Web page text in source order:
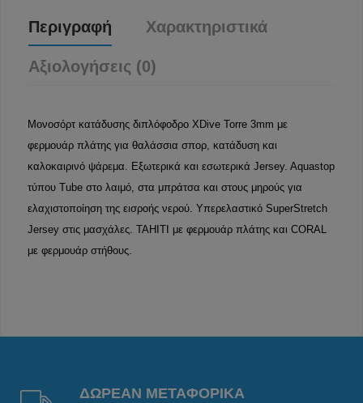
Περιγραφή Χαρακτηριστικά
Αξιολογήσεις (0)
Μονοσόρτ κατάδυσης διπλόφοδρο XDive Torre 3mm με
φερμουάρ πλάτης για θαλάσσια σπορ, κατάδυση και
καλοκαιρινό ψάρεμα. Εξωτερικά και εσωτερικά Jersey. Aquastop
τύπου Tube στο λαιμό, στα μπράτσα και στους μηρούς για
ελαχιστοποίηση της εισροής νερού. Υπερελαστικό SuperStretch
Jersey στις μασχάλες. TAHITI με φερμουάρ πλάτης και CORAL
με φερμουάρ στήθους.
ΔΩΡΕΑΝ ΜΕΤΑΦΟΡΙΚΑ